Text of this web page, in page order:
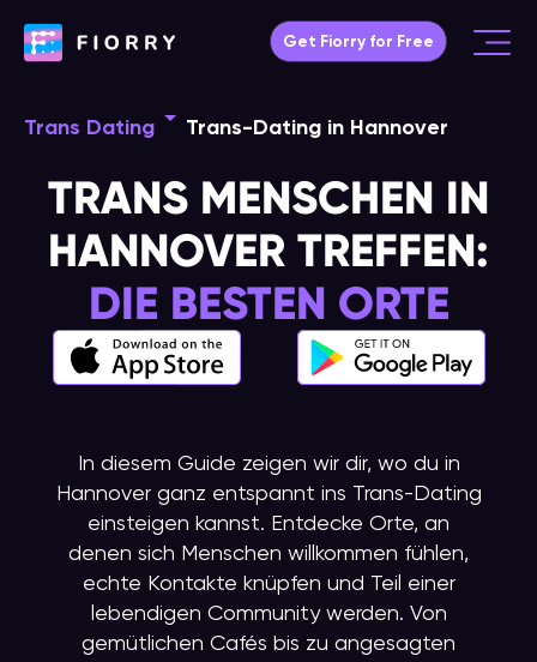
Get Fiorry for Free
Main
Trans Dating Trans-Dating in Hannover
TRANS MENSCHEN IN
HANNOVER TREFFEN:
DIE BESTEN ORTE
In diesem Guide zeigen wir dir, wo du in
Hannover ganz entspannt ins Trans-Dating
einsteigen kannst. Entdecke Orte, an
denen sich Menschen willkommen fühlen,
echte Kontakte knüpfen und Teil einer
lebendigen Community werden. Von
gemütlichen Cafés bis zu angesagten